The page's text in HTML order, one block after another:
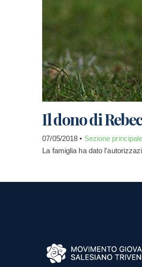
Il dono di
07/05/2018 • Sezione principale
La famiglia ha dato